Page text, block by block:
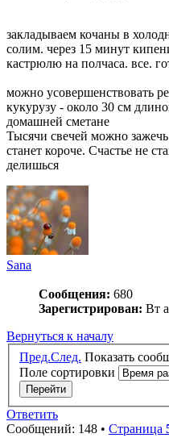
закладываем кочаны в
солим. через 15 минут
кастрюлю на полчаса. все.
можно усовершенствовать
кукурузу - около 30 см
домашней сметане
Тысячи свечей можно
станет короче. Счастье не
делишься
Sana
Сообщения: 680
Зарегистрирован: Вт
Вернуться к началу
Пред.След. Показать
Поле сортировки
Ответить
Сообщений: 148 • Страница